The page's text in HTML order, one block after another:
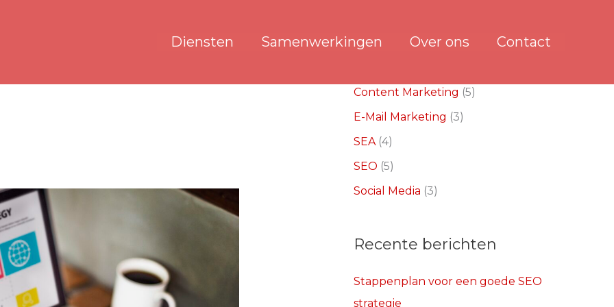
Diensten Samenwerkingen Over ons Contact
Categorieën
Content Marketing (5)
E-Mail Marketing (3)
SEA(4)
SEO (5)
Social Media (3)
Recente berichten
Stappenplan voor een goede SEO
strategie